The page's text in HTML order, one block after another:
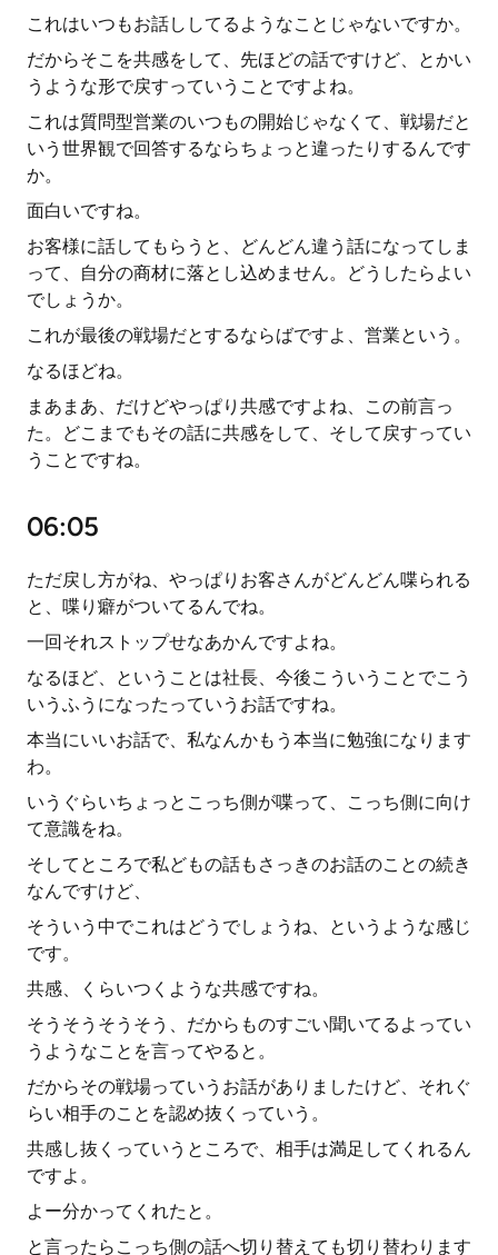
これはいつもお話ししてるようなことじゃないですか。
だからそこを共感をして、先ほどの話ですけど、とかい
うような形で戻すっていうことですよね。
これは質問型営業のいつもの開始じゃなくて、戦場だと
いう世界観で回答するならちょっと違ったりするんです
か。
面白いですね。
お客様に話してもらうと、どんどん違う話になってしま
って、自分の商材に落とし込めません。どうしたらよい
でしょうか。
これが最後の戦場だとするならばですよ、営業という。
なるほどね。
まあまあ、だけどやっぱり共感ですよね、この前言っ
た。どこまでもその話に共感をして、そして戻すってい
うことですね。
06:05
ただ戻し方がね、やっぱりお客さんがどんどん喋られる
と、喋り癖がついてるんでね。
一回それストップせなあかんですよね。
なるほど、ということは社長、今後こういうことでこう
いうふうになったっていうお話ですね。
本当にいいお話で、私なんかもう本当に勉強になります
わ。
いうぐらいちょっとこっち側が喋って、こっち側に向け
て意識をね。
そしてところで私どもの話もさっきのお話のことの続き
なんですけど、
そういう中でこれはどうでしょうね、というような感じ
です。
共感、くらいつくような共感ですね。
そうそうそうそう、だからものすごい聞いてるよってい
うようなことを言ってやると。
だからその戦場っていうお話がありましたけど、それぐ
らい相手のことを認め抜くっていう。
共感し抜くっていうところで、相手は満足してくれるん
ですよ。
よー分かってくれたと。
と言ったらこっち側の話へ切り替えても切り替わります